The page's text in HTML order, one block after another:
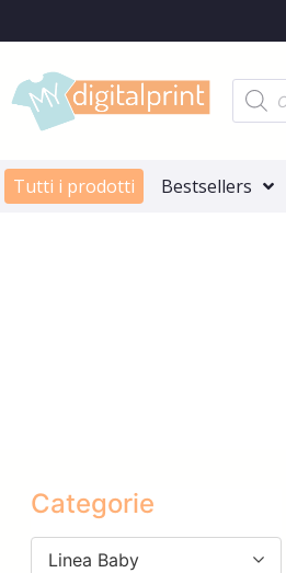
Tutti i prodotti Bestsellers
Categorie
Linea Baby